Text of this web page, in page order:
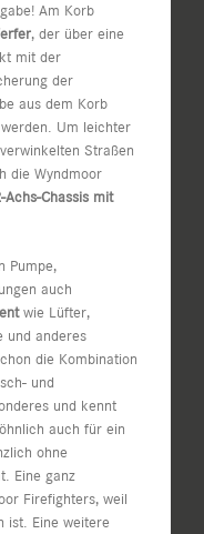
Am Korb
, der über eine
mit der
der
aus dem Korb
Um leichter
Straßen
die Wyndmoor
Achs-Chassis mit
Pumpe,
auch
wie Lüfter,
und anderes
die Kombination
und
und kennt
auch für ein
ohne
Eine ganz
Firefighters, weil
ist. Eine weitere